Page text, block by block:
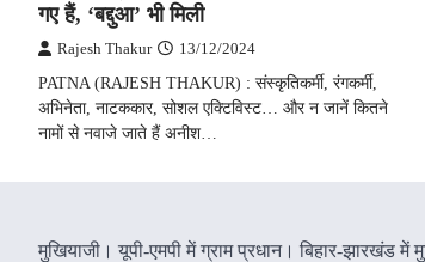
गए हैं, ‘बद्दुआ’ भी मिली
Rajesh Thakur 13/12/2024
PATNA (RAJESH THAKUR) : संस्कृतिकर्मी, रंगकर्मी,
अभिनेता, नाटककार, सोशल एक्टिविस्ट… और न जानें कितने
नामों से नवाजे जाते हैं अनीश…
मुखियाजी। यूपी-एमपी में ग्राम प्रधान। बिहार-झारखंड में